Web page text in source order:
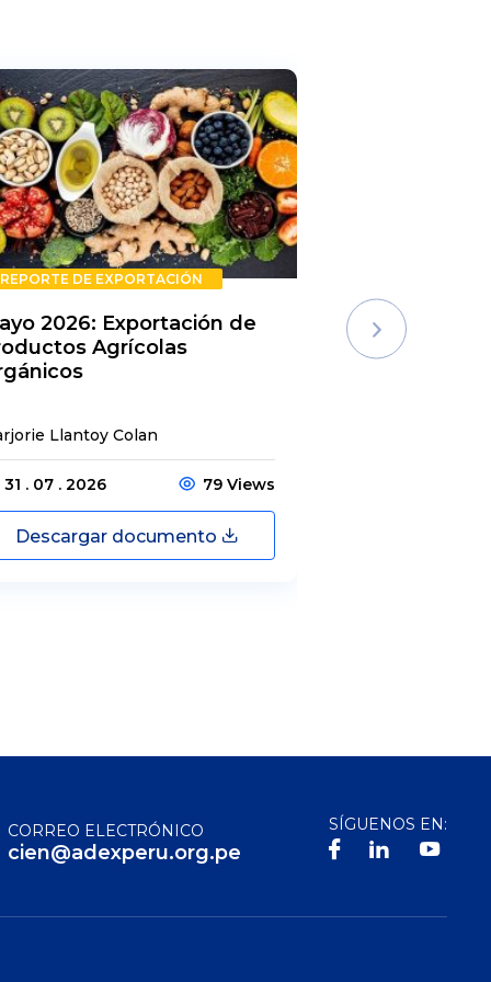
REPORTE DE EXPORTACIÓN
2026: Exportación de
Agrícolas
Llantoy Colan
31 . 07 . 2026 79 Views
Descargar documento
Rechazos
Semestre
CORREO ELECTRÓNICO
cien@adexperu.org.pe
SÍGUENOS EN: